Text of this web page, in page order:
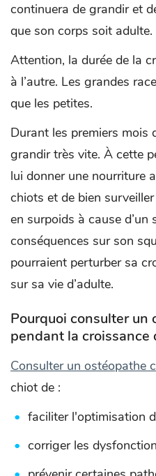
continuera de grandir et
que son corps soit adulte.
Attention, la durée de la
à l’autre. Les grandes
que les petites.
Durant les premiers mois
grandir très vite. À cette
lui donner une nourriture
chiots et de bien
en surpoids à cause d’un
conséquences sur son
pourraient perturber sa
sur sa vie d’adulte.
Pourquoi consulter un
pendant la croissance
Consulter un ostéopathe
chiot de :
faciliter l'optimisation
corriger les